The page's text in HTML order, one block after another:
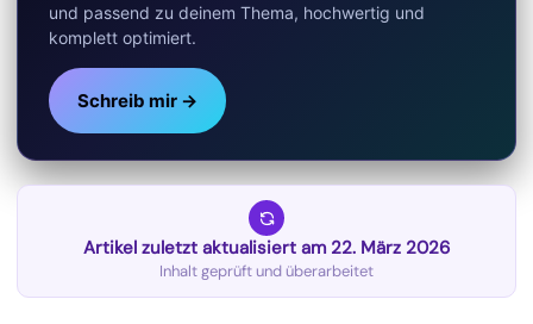
und passend zu deinem Thema, hochwertig und
komplett optimiert.
Schreib mir →
Artikel zuletzt aktualisiert am 22. März 2026
Inhalt geprüft und überarbeitet